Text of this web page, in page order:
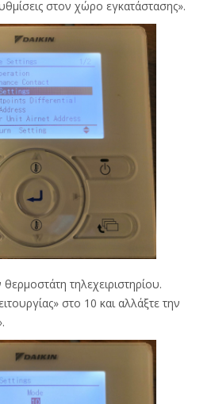
στον χώρο εγκατάστασης».
τηλεχειριστηρίου.
στο 10 και αλλάξτε την